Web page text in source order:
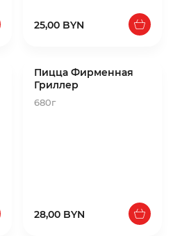
25,00 BYN
Пицца Фирменная
Гриллер
680г
28,00 BYN